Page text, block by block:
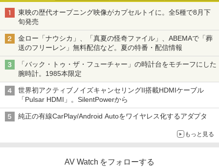
東映の歴代オープニング映像がカプセルトイに。全5種で8月下
旬発売
金ロー「ナウシカ」、「真夏の怪奇ファイル」、ABEMAで「葬
送のフリーレン」無料配信など。夏の特番・配信情報
「バック・トゥ・ザ・フューチャー」の時計台をモチーフにした
腕時計。1985本限定
世界初アクティブノイズキャンセリングII搭載HDMIケーブル
「Pulsar HDMI」。SilentPowerから
純正の有線CarPlay/Android Autoをワイヤレス化するアダプタ
もっと見る
AV Watch をフォローする